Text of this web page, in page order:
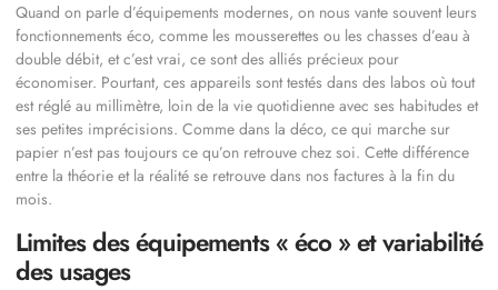
Quand on parle d’équipements modernes, on nous vante souvent leurs
fonctionnements éco, comme les mousserettes ou les chasses d’eau à
double débit, et c’est vrai, ce sont des alliés précieux pour
économiser. Pourtant, ces appareils sont testés dans des labos où tout
est réglé au millimètre, loin de la vie quotidienne avec ses habitudes et
ses petites imprécisions. Comme dans la déco, ce qui marche sur
papier n’est pas toujours ce qu’on retrouve chez soi. Cette différence
entre la théorie et la réalité se retrouve dans nos factures à la fin du
mois.
Limites des équipements « éco » et variabilité
des usages